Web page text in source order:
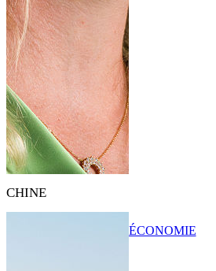
CHINE
ÉCONOMIE